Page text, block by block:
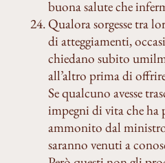
buona salute che
Qualora sorgesse tra
di atteggiamenti,
chiedano subito
all’altro prima di
Se qualcuno avesse
impegni di vita che ha
ammonito dal
saranno venuti a